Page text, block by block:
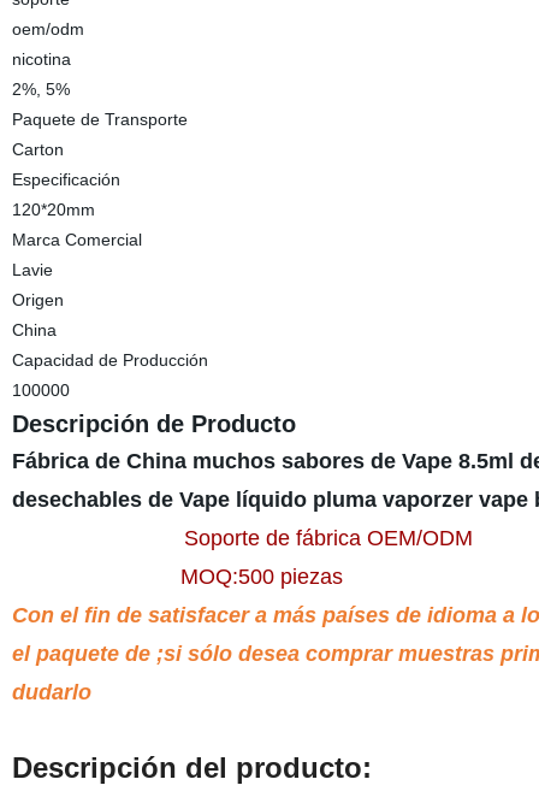
oem/odm
nicotina
2%, 5%
Paquete de Transporte
Carton
Especificación
120*20mm
Marca Comercial
Lavie
Origen
China
Capacidad de Producción
100000
Descripción de Producto
Fábrica de China muchos sabores de Vape 8.5ml
desechables de Vape líquido pluma vaporzer
Soporte de fábrica OEM/ODM
MOQ:500 piezas
Con el fin de satisfacer a más países de idioma a
el paquete de ;si sólo desea comprar muestras
dudarlo
Descripción del producto: